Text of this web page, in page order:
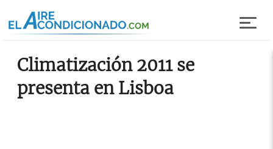
Climatización 2011 se
presenta en Lisboa